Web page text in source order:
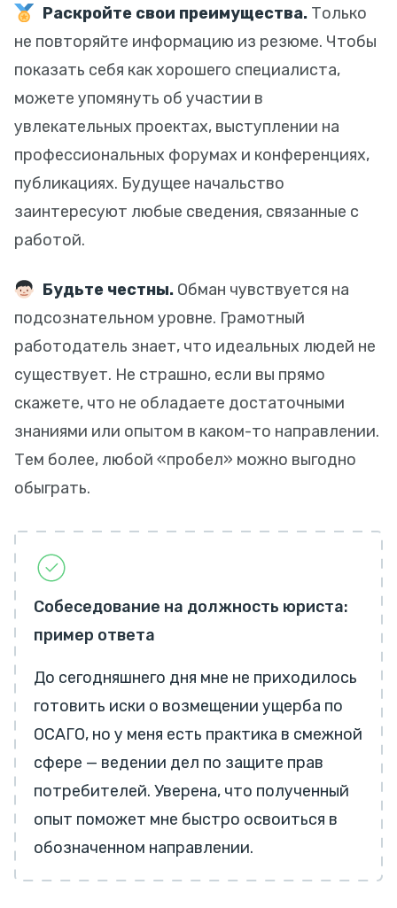
Раскройте свои преимущества.Только
не повторяйте информацию из резюме. Чтобы
показать себя как хорошего специалиста,
можете упомянуть об участии в
увлекательных проектах, выступлении на
профессиональных форумах и конференциях,
публикациях. Будущее начальство
заинтересуют любые сведения, связанные с
работой.
Будьте честны.Обман чувствуется на
подсознательном уровне. Грамотный
работодатель знает, что идеальных людей не
существует. Не страшно, если вы прямо
скажете, что не обладаете достаточными
знаниями или опытом в каком-то направлении.
Тем более, любой «пробел» можно выгодно
обыграть.
Собеседование на должность юриста:
пример ответа
До сегодняшнего дня мне не приходилось
готовить иски о возмещении ущерба по
ОСАГО, но у меня есть практика в смежной
сфере — ведении дел по защите прав
потребителей. Уверена, что полученный
опыт поможет мне быстро освоиться в
обозначенном направлении.